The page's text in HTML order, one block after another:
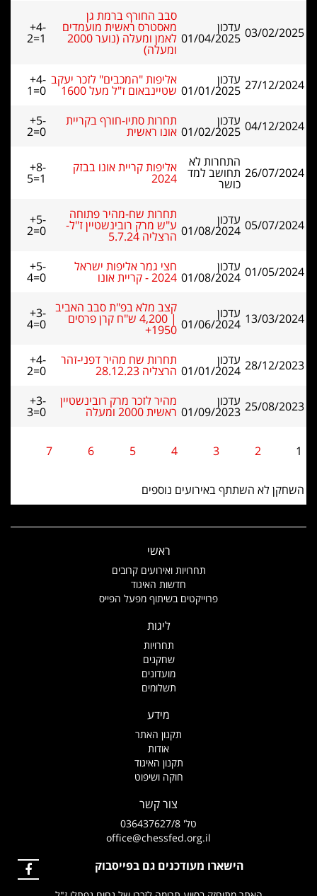
03/02/2025 עדכון
01/04/2025
סבב החורף ברמת גן
מאסטרס ראשית מועמדים
לאמן ומעלה (נוער 2000
ומעלה)
+4-
2=1
27/12/2024 עדכון
01/01/2025
אליפות "המכבים" לזכר יעקב
שטיינבאום ז"ל מעל 1600
+4-
1=0
04/12/2024 עדכון
01/02/2025
תחרות סתיו-חורף בקריית
אונו ראשית
+5-
2=0
26/07/2024
התחרות לא
תחושב למד
כושר
אליפות קריית אונו בבזק
2024
+8-
5=1
05/07/2024 עדכון
01/08/2024
תחרות שח-מהיר פתוחה
ע"ש מרק רובינשטיין ז"ל-
הרצליה 5.7.24
+5-
2=0
01/05/2024 עדכון
01/08/2024
חצי גמר אליפות ישראל
2024 - קריית אונו
+5-
4=0
13/03/2024 עדכון
01/06/2024
קצב מלא בפ"ת סבב האביב
| 4,200 ש"ח קרן פרסים
1950+
+3-
4=0
28/12/2023 עדכון
01/01/2024
תחרות שח מהיר דפני-זהר
הרצליה 28.12.23
+4-
2=0
25/08/2023 עדכון
01/09/2023
מהיר לזכר מרק רובינשטיין
ראשית 2000 ומעלה
+3-
3=0
1
2
3
4
5
6
7
השחקן לא השתתף באירועים נוספים
ראשי
תחרויות ואירועים קרובים
חדשות האיגוד
פרוייקטים בשיתוף מפעל הפייס
ליגות
תחרויות
שחקנים
מועדונים
תשלומים
מידע
תקנון האתר
אודות
תקנון האיגוד
חוקה ושיפוט
צור קשר
טל' 036437627/8
office@chessfed.org.il
הישארו מעודכנים גם בפייסבוק